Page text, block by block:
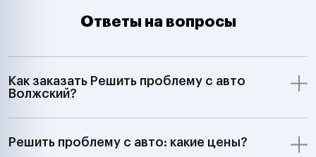
Ответы на вопросы
Как заказать Решить проблему с авто
Волжский?
Решить проблему с авто: какие цены?